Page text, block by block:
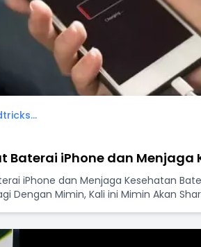
Baterai iPhone dan Menjaga
iPhone dan Menjaga Kesehatan
Dengan Mimin, Kali ini Mimin Akan